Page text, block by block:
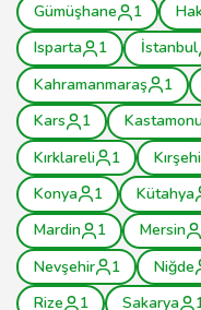
Gümüşhane
1
Isparta
1 İstanbul
Kahramanmaraş
1
Kars
1
Kırklareli
1
Konya
1 Kütahya
Mardin
1 Mersin
Nevşehir
1 Niğde
Rize
1 Sakarya